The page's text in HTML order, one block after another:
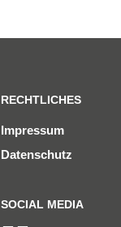
RECHTLICHES
Impressum
Datenschutz
SOCIAL MEDIA